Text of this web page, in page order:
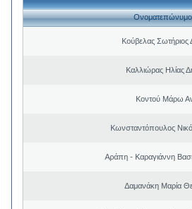
Ονοματεπώνυμο
Κούβελας Σωτήριος
Καλλιώρας Ηλίας
Κοντού Μάρω
Κωνσταντόπουλος
Αράπη - Καραγιάννη
Δαμανάκη Μαρία